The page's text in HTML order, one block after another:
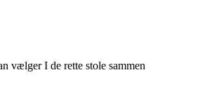
vælger I de rette stole sammen